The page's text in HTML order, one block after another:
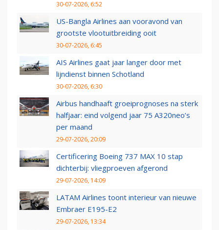
30-07-2026, 6:52
US-Bangla Airlines aan vooravond van
grootste vlootuitbreiding ooit
30-07-2026, 6:45
AIS Airlines gaat jaar langer door met
lijndienst binnen Schotland
30-07-2026, 6:30
Airbus handhaaft groeiprognoses na sterk
halfjaar: eind volgend jaar 75 A320neo’s
per maand
29-07-2026, 20:09
Certificering Boeing 737 MAX 10 stap
dichterbij: vliegproeven afgerond
29-07-2026, 14:09
LATAM Airlines toont interieur van nieuwe
Embraer E195-E2
29-07-2026, 13:34